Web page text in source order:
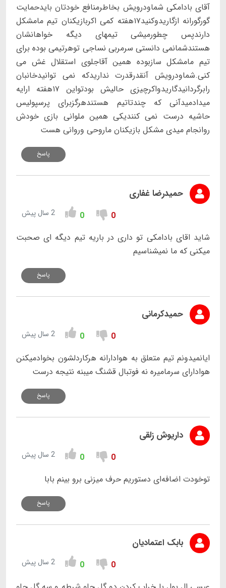
آقای بادامکی شماودرویش بخاطرمنافع خودتان بایدحمایت
گورگورانه ازگاریدوکنید۱۷هفته کمی اکربازیکنان تیم مامشکل
دارندپس چطورمیشی تیمهای دیگه خواهانشان
هستندشمانمی دانستی سرمربی نساجی توهرتیمی بوده برای
تیم مامشکل سازبوده همین آقاجلوی استقلال غش می
کنی.شماودرویش آنقدرقدرت نداریدکه نمی توانیدخانبان
رابرگردانیدگاریدواکرچیزی حالیش بودتواین ۱۷هفته ارایه
میدادمیدآنی که چندتاتیم هستندهرگزبرای پرسپولیس
حاشیه درست نمی کنندیکی همین ملوانی بازی خودش
روانجام میدی مشکل بازیکنان ماروحی وروانی هست
پاسخ
حمیدرضا غفاری
0
0 2 سال پیش
شاید اقای بادامکی تو داری در باریه تیم دیگه ای صحبت
میکنی که ما نمیشناسیم
پاسخ
حمیدکرمانی
0
0 2 سال پیش
ایانمیدونم تیم متعلق به هوادارانه هرکاردلشون بخوادمیکنن
هوادارای سرمامیره نه فوتبال قشنگ میبنه نتیجه درست
پاسخ
داریوش زلقی
0
0 2 سال پیش
توخودت اضافه‌ای دستوریم حرف میزنی برو بینم بابا
پاسخ
بابک اعتمادیان
0
0 2 سال پیش